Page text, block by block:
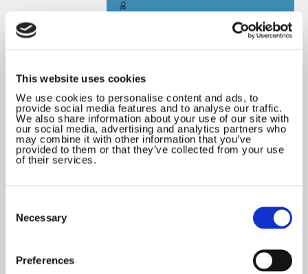
This website uses cookies
We use cookies to personalise content and ads, to
provide social media features and to analyse our traffic.
We also share information about your use of our site with
our social media, advertising and analytics partners who
may combine it with other information that you’ve
provided to them or that they’ve collected from your use
of their services.
Selection
Necessary
Preferences